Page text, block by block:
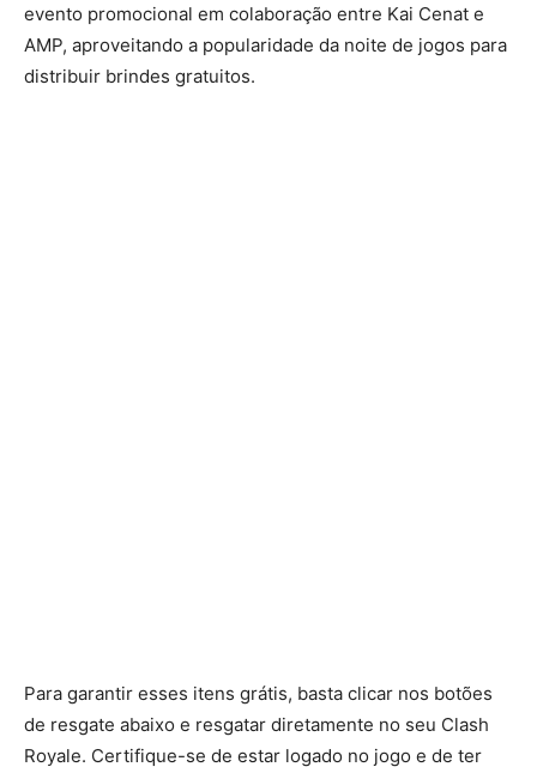
evento promocional em colaboração entre Kai Cenat e
AMP, aproveitando a popularidade da noite de jogos para
distribuir brindes gratuitos.
Para garantir esses itens grátis, basta clicar nos botões
de resgate abaixo e resgatar diretamente no seu Clash
Royale. Certifique-se de estar logado no jogo e de ter